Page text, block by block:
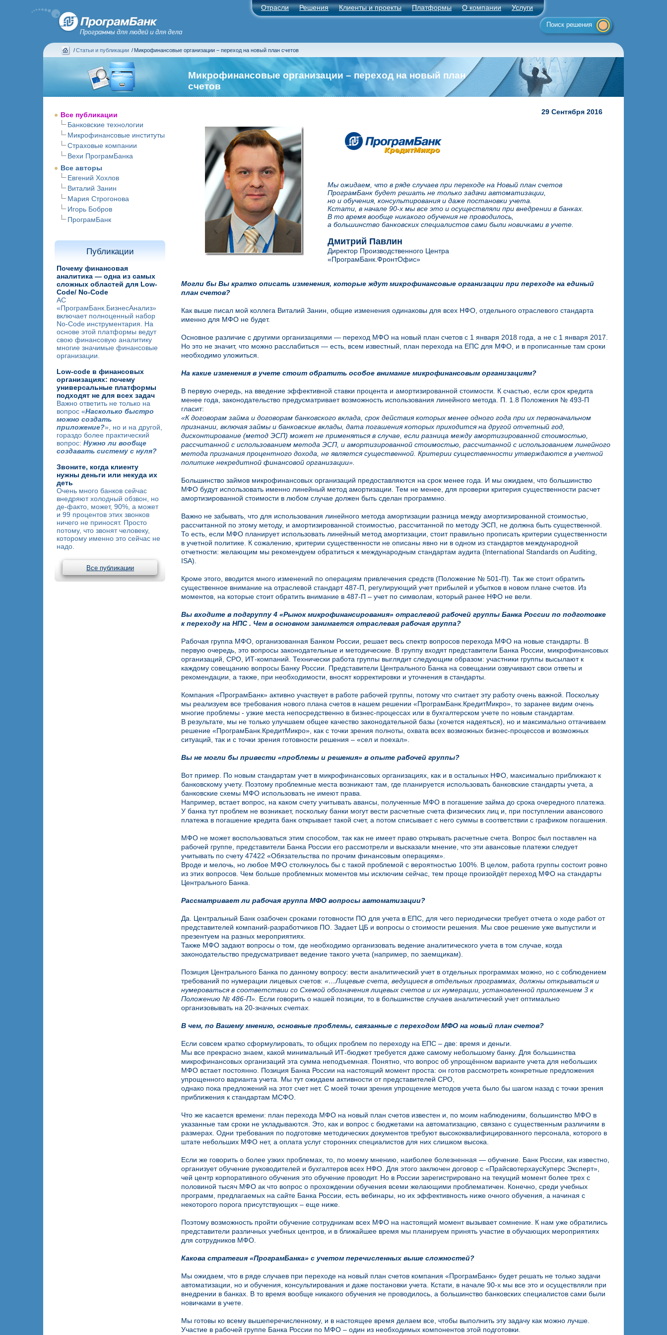
Поиск решения
Отрасли Решения Клиенты и проекты Платформы О компании Услуги
/Статьи и публикации / Микрофинансовые организации – переход на новый план счетов
Микрофинансовые организации – переход на новый план
счетов
Все публикации
Банковские технологии
Микрофинансовые институты
Страховые компании
Вехи ПрограмБанка
Все авторы
Евгений Хохлов
Виталий Занин
Мария Строгонова
Игорь Бобров
ПрограмБанк
Публикации
Почему финансовая
аналитика — одна из самых
сложных областей для Low-
Code/ No-Code
АС
«ПрограмБанк.БизнесАнализ»
включает полноценный набор
No-Code инструментария. На
основе этой платформы ведут
свою финансовую аналитику
многие значимые финансовые
организации.
Low-code в финансовых
организациях: почему
универсальные платформы
подходят не для всех задач
Важно ответить не только на
вопрос «Насколько быстро
можно создать
приложение?», но и на другой,
гораздо более практический
вопрос:Нужно ли вообще
создавать систему с нуля?
Звоните, когда клиенту
нужны деньги или некуда их
деть
Очень много банков сейчас
внедряют холодный обзвон, но
де-факто, может, 90%, а может
и 99 процентов этих звонков
ничего не приносят. Просто
потому, что звонят человеку,
которому именно это сейчас не
надо.
Все публикации
29 Сентября 2016
Мы ожидаем, что в ряде случаев при переходе на Новый план счетов
ПрограмБанк будет решать не только задачи автоматизации,
но и обучения, консультирования и даже постановки учета.
Кстати, в начале 90-х мы все это и осуществляли при внедрении в банках.
В то время вообще никакого обучения не проводилось,
а большинство банковских специалистов сами были новичками в учете.
Дмитрий Павлин
Директор Производственного Центра
«ПрограмБанк.ФронтОфис»
Могли бы Вы кратко описать изменения, которые ждут микрофинансовые организации при переходе на единый
план счетов?
Как выше писал мой коллега Виталий Занин, общие изменения одинаковы для всех НФО, отдельного отраслевого стандарта
именно для МФО не будет.
Основное различие с другими организациями — переход МФО на новый план счетов с 1 января 2018 года, а не с 1 января 2017.
Но это не значит, что можно расслабиться — есть, всем известный, план перехода на ЕПС для МФО, и в прописанные там сроки
необходимо уложиться.
На какие изменения в учете стоит обратить особое внимание микрофинансовым организациям?
В первую очередь, на введение эффективной ставки процента и амортизированной стоимости
К счастью, если срок кредита
менее года, законодательство предусматривает возможность использования линейного метода. П. 1.8 Положения № 493-П
гласит:
«К договорам займа и договорам банковского вклада, срок действия которых менее одного года при их первоначальном
признании, включая займы и банковские вклады, дата погашения которых приходится на другой отчетный год,
дисконтирование (метод ЭСП) может не применяться в случае, если разница между амортизированной стоимостью,
рассчитанной с использованием метода ЭСП, и амортизированной стоимостью, рассчитанной с использованием линейного
метода признания процентного дохода, не является существенной. Критерии существенности утверждаются в учетной
политике некредитной финансовой организации».
Большинство займов микрофинансовых организаций предоставляются на срок менее года. И мы ожидаем, что большинство
МФО будут использовать именно линейный метод амортизации. Тем не менее, для проверки критерия существенности расчет
амортизированной стоимости в любом случае должен быть сделан программно.
Важно не забывать, что для использования линейного метода амортизации разница между амортизированной стоимостью,
рассчитанной по этому методу, и амортизированной стоимостью, рассчитанной по методу ЭСП, не должна быть существенной.
То есть, если МФО планирует использовать линейный метод амортизации, стоит правильно прописать критерии существенности
в учетной политике. К сожалению, критерии существенности не описаны явно ни в одном из стандартов международной
отчетности: желающим мы рекомендуем обратиться к международным стандартам аудита (International Standards on Auditing,
ISA).
Кроме этого, вводится много изменений по операциям привлечения средств (Положение № 501-П). Так же стоит обратить
существенное внимание на отраслевой стандарт 487-П, регулирующий учет прибылей и убытков в новом плане счетов. Из
моментов, на которые стоит обратить внимание в 487-П – учет по символам, который ранее НФО не вели.
Вы входите в подгруппу 4 «Рынок микрофинансирования» отраслевой рабочей группы Банка России по подготовке
к переходу на НПС . Чем в основном занимается отраслевая рабочая группа?
Рабочая группа МФО, организованная Банком России, решает весь спектр вопросов перехода МФО на новые стандарты. В
первую очередь, это вопросы законодательные и методические. В группу входят представители Банка России, микрофинансовых
организаций, СРО, ИТ-компаний. Технически работа группы выглядит следующим образом: участники группы высылают к
каждому совещанию вопросы Банку России. Представители Центрального Банка на совещании озвучивают свои ответы и
рекомендации, а также, при необходимости, вносят корректировки и уточнения в стандарты.
Компания «ПрограмБанк» активно участвует в работе рабочей группы, потому что считает эту работу очень важной. Поскольку
мы реализуем все требования нового плана счетов в нашем решении «ПрограмБанк.КредитМикро», то заранее видим очень
многие проблемы - узкие места непосредственно в бизнес-процессах или в бухгалтерском учете по новым стандартам.
В результате, мы не только улучшаем общее качество законодательной базы (хочется надеяться), но и максимально оттачиваем
решение «ПрограмБанк.КредитМикро», как с точки зрения полноты, охвата всех возможных бизнес-процессов и возможных
ситуаций, так и с точки зрения готовности решения – «сел и поехал».
Вы не могли бы привести «проблемы и решения» в опыте рабочей группы?
Вот пример. По новым стандартам учет в микрофинансовых организациях, как и в остальных НФО, максимально приближают к
банковскому учету. Поэтому проблемные места возникают там, где планируется использовать банковские стандарты учета, а
банковские схемы МФО использовать не имеют права.
Например, встает вопрос, на каком счету учитывать авансы, полученные МФО в погашение займа до срока очередного платежа.
У банка тут проблем не возникает, поскольку банки могут вести расчетные счета физических лиц и, при поступлении авансового
платежа в погашение кредита банк открывает такой счет, а потом списывает с него суммы в соответствии с графиком погашения.
МФО не может воспользоваться этим способом, так как не имеет право открывать расчетные счета. Вопрос был поставлен на
рабочей группе, представители Банка России его рассмотрели и высказали мнение, что эти авансовые платежи следует
учитывать по счету 47422 «Обязательства по прочим финансовым операциям».
Вроде и мелочь, но любое МФО столкнулось бы с такой проблемой с вероятностью 100%. В целом, работа группы состоит ровно
из этих вопросов. Чем больше проблемных моментов мы исключим сейчас, тем проще произойдёт переход МФО на стандарты
Центрального Банка.
Рассматривает ли рабочая группа МФО вопросы автоматизации?
Да. Центральный Банк озабочен сроками готовности ПО для учета в ЕПС, для чего периодически требует отчета о ходе работ от
представителей компаний-разработчиков ПО. Задает ЦБ и вопросы о стоимости решения. Мы свое решение уже выпустили и
презентуем на разных мероприятиях.
Также МФО задают вопросы о том, где необходимо организовать ведение аналитического учета в том случае, когда
законодательство предусматривает ведение такого учета (например, по заемщикам).
Позиция Центрального Банка по данному вопросу: вести аналитический учет в отдельных программах можно, но с соблюдением
требований по нумерации лицевых счетов: «…Лицевые счета, ведущиеся в отдельных программах, должны открываться и
нумероваться в соответствии со Схемой обозначения лицевых счетов и их нумерации, установленной приложением 3 к
Положению № 486-П». Если говорить о нашей позиции, то в большинстве случаев аналитический учет оптимально
организовывать на 20-значных счетах.
В чем, по Вашему мнению, основные проблемы, связанные с переходом МФО на новый план счетов?
Если совсем кратко сформулировать, то общих проблем по переходу на ЕПС – две: время и деньги.
Мы все прекрасно знаем, какой минимальный ИТ-бюджет требуется даже самому небольшому банку. Для большинства
микрофинансовых организаций эта сумма неподъемная. Понятно, что вопрос об упрощённом варианте учета для небольших
МФО встает постоянно. Позиция Банка России на настоящий момент проста: он готов рассмотреть конкретные предложения
упрощенного варианта учета. Мы тут ожидаем активности от представителей СРО,
однако пока предложений на этот счет нет. С моей точки зрения упрощение методов учета было бы шагом назад с точки зрения
приближения к стандартам МСФО.
Что же касается времени: план перехода МФО на новый план счетов известен и, по моим наблюдениям, большинство МФО в
указанные там сроки не укладываются. Это, как и вопрос с бюджетами на автоматизацию, связано с существенным различиям в
размерах. Одни требования по подготовке методических документов требуют высококвалифицированного персонала, которого в
штате небольших МФО нет, а оплата услуг сторонних специалистов для них слишком высока.
Если же говорить о более узких проблемах, то, по моему мнению, наиболее болезненная — обучение. Банк России, как известно,
организует обучение руководителей и бухгалтеров всех НФО. Для этого заключен договор с «ПрайсвотерхаусКуперс Эксперт»,
чей центр корпоративного обучения это обучение проводит. Но в России зарегистрировано на текущий момент более трех с
половиной тысяч МФО ак что вопрос о прохождении обучения всеми желающими проблематичен. Конечно, среди учебных
программ, предлагаемых на сайте Банка России, есть вебинары, но их эффективность ниже очного обучения, а начиная с
некоторого порога присутствующих – еще ниже.
Поэтому возможность пройти обучение сотрудникам всех МФО на настоящий момент вызывает сомнение. К нам уже обратились
представители различных учебных центров, и в ближайшее время мы планируем принять участие в обучающих мероприятиях
для сотрудников МФО.
Какова стратегия «ПрограмБанка» с учетом перечисленных выше сложностей?
Мы ожидаем, что в ряде случаев при переходе на новый план счетов компания «ПрограмБанк» будет решать не только задачи
автоматизации, но и обучения, консультирования и даже постановки учета. Кстати, в начале 90-х мы все это и осуществляли при
внедрении в банках. В то время вообще никакого обучения не проводилось, а большинство банковских специалистов сами были
новичками в учете.
Мы готовы ко всему вышеперечисленному, и в настоящее время делаем все, чтобы выполнить эту задачу как можно лучше.
Участие в рабочей группе Банка России по МФО – один из необходимых компонентов этой подготовки.